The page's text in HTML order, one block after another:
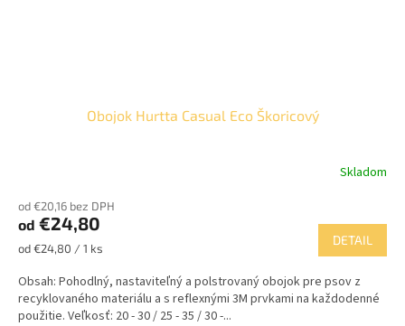
Obojok Hurtta Casual Eco Škoricový
Skladom
od €20,16 bez DPH
od €24,80
Jednotková
od €24,80 / 1 ks
DETAIL
Obsah: Pohodlný, nastaviteľný a polstrovaný obojok pre psov z
recyklovaného materiálu a s reflexnými 3M prvkami na každodenné
použitie. Veľkosť: 20 - 30 / 25 - 35 / 30 -...